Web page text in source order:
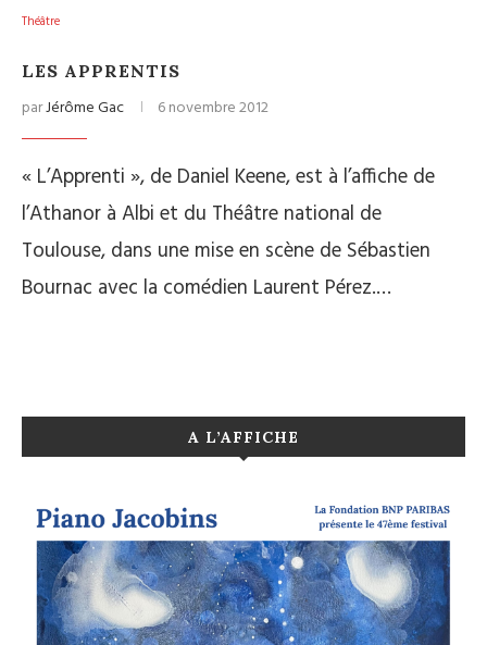
Théâtre
LES APPRENTIS
parJérôme Gac 6 novembre 2012
« L’Apprenti », de Daniel Keene, est à l’affiche de
l’Athanor à Albi et du Théâtre national de
Toulouse, dans une mise en scène de Sébastien
Bournac avec la comédien Laurent Pérez.…
A L’AFFICHE